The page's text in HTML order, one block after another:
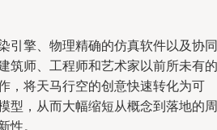
引擎、物理精确的仿真软件以及协同
筑师、工程师和艺术家以前所未有的
，将天马行空的创意快速转化为可
型，从而大幅缩短从概念到落地的周
性。